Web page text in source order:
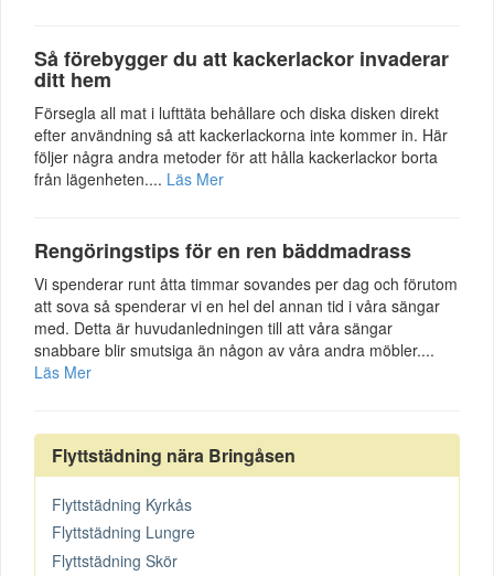
Så förebygger du att kackerlackor invaderar
ditt hem
Försegla all mat i lufttäta behållare och diska disken direkt
efter användning så att kackerlackorna inte kommer in. Här
följer några andra metoder för att hålla kackerlackor borta
från lägenheten.... Läs Mer
Rengöringstips för en ren bäddmadrass
Vi spenderar runt åtta timmar sovandes per dag och förutom
att sova så spenderar vi en hel del annan tid i våra sängar
med. Detta är huvudanledningen till att våra sängar
snabbare blir smutsiga än någon av våra andra möbler....
Läs Mer
Flyttstädning nära Bringåsen
Flyttstädning Kyrkås
Flyttstädning Lungre
Flyttstädning Skör